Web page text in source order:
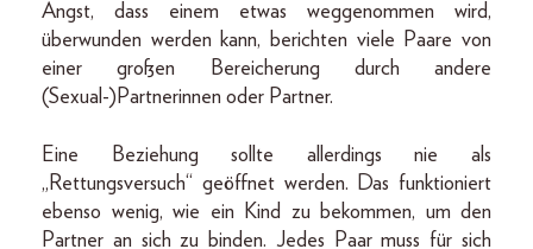
Angst, dass einem etwas weggenommen wird,
überwunden werden kann, berichten viele Paare von
einer großen Bereicherung durch andere
(Sexual-)Partnerinnen oder Partner.
Eine Beziehung sollte allerdings nie als
„Rettungsversuch“ geöffnet werden. Das funktioniert
ebenso wenig, wie ein Kind zu bekommen, um den
Partner an sich zu binden. Jedes Paar muss für sich